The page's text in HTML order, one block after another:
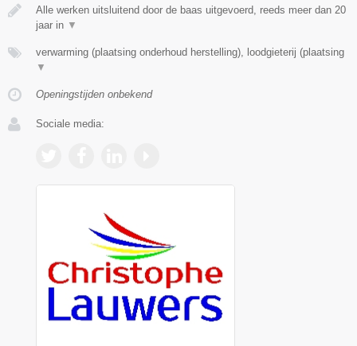
Alle werken uitsluitend door de baas uitgevoerd, reeds meer dan 20
jaar in ▼
verwarming (plaatsing onderhoud herstelling), loodgieterij (plaatsing
▼
Openingstijden onbekend
Sociale media: